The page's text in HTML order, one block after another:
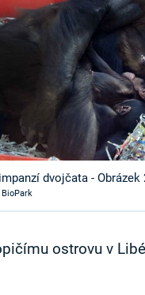
dvojčata - Obrázek
ostrovu v